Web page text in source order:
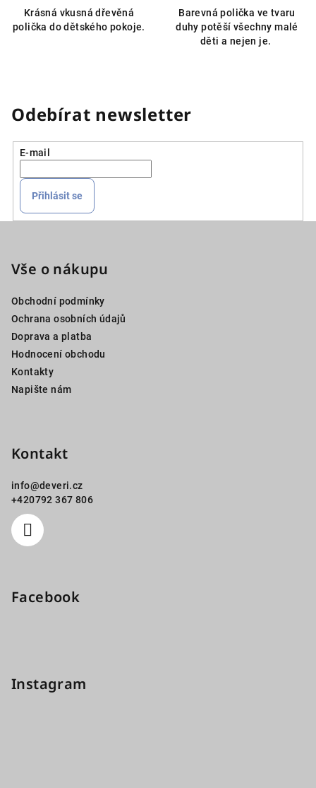
Krásná vkusná dřevěná
polička do dětského pokoje.
Barevná polička ve tvaru
duhy potěší všechny malé
děti a nejen je.
Odebírat newsletter
E-mail
Přihlásit se
Vše o nákupu
Obchodní podmínky
Ochrana osobních údajů
Doprava a platba
Hodnocení obchodu
Kontakty
Napište nám
Kontakt
info@deveri.cz
+420792 367 806
Facebook
Instagram